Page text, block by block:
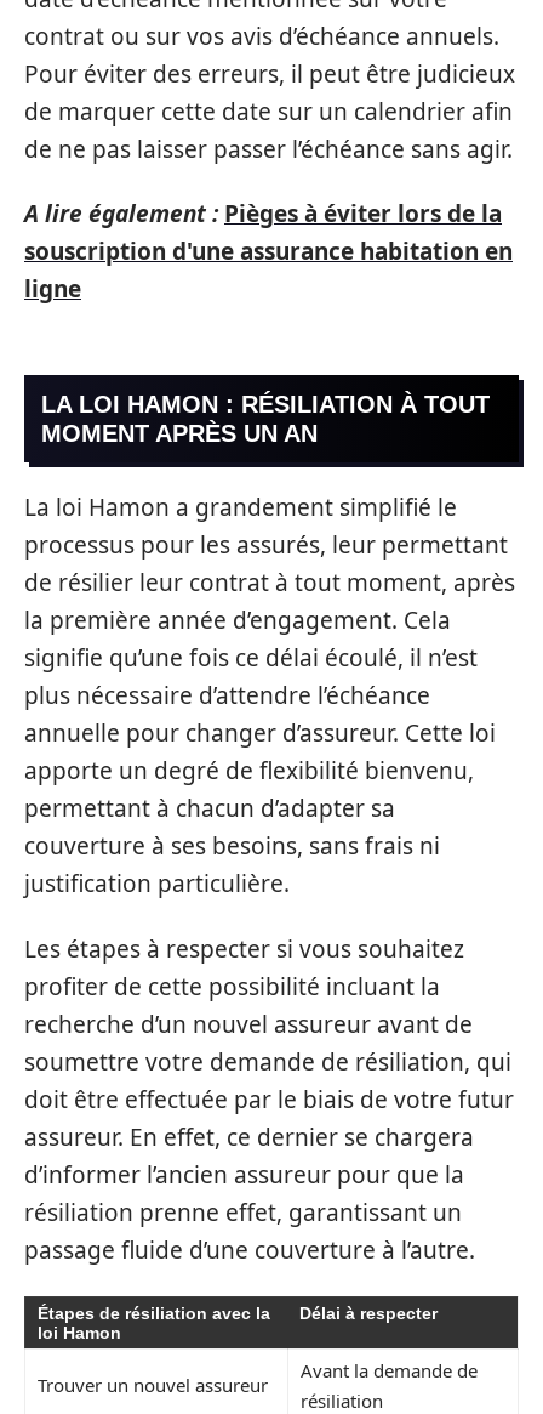
contrat ou sur vos avis d’échéance annuels.
Pour éviter des erreurs, il peut être judicieux
de marquer cette date sur un calendrier afin
de ne pas laisser passer l’échéance sans agir.
A lire également : Pièges à éviter lors de la
souscription d'une assurance habitation en
ligne
LA LOI HAMON : RÉSILIATION À TOUT
MOMENT APRÈS UN AN
La loi Hamon a grandement simplifié le
processus pour les assurés, leur permettant
de résilier leur contrat à tout moment, après
la première année d’engagement. Cela
signifie qu’une fois ce délai écoulé, il n’est
plus nécessaire d’attendre l’échéance
annuelle pour changer d’assureur. Cette loi
apporte un degré de flexibilité bienvenu,
permettant à chacun d’adapter sa
couverture à ses besoins, sans frais ni
justification particulière.
Les étapes à respecter si vous souhaitez
profiter de cette possibilité incluant la
recherche d’un nouvel assureur avant de
soumettre votre demande de résiliation, qui
doit être effectuée par le biais de votre futur
assureur. En effet, ce dernier se chargera
d’informer l’ancien assureur pour que la
résiliation prenne effet, garantissant un
passage fluide d’une couverture à l’autre.
Étapes de résiliation avec la
loi Hamon
Délai à respecter
Trouver un nouvel assureur
Avant la demande de
résiliation